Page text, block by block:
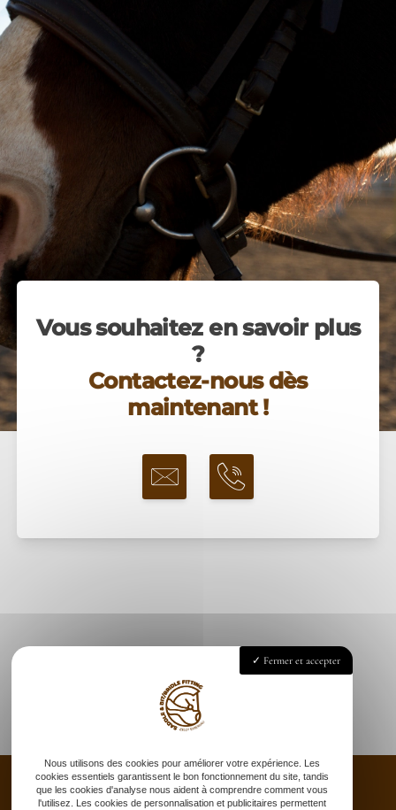
Vous souhaitez en savoir plus
?
Contactez-nous dès
maintenant !
Fermer et accepter
Nous utilisons des cookies pour améliorer votre expérience. Les
cookies essentiels garantissent le bon fonctionnement du site, tandis
que les cookies d'analyse nous aident à comprendre comment vous
l'utilisez. Les cookies de personnalisation et publicitaires permettent